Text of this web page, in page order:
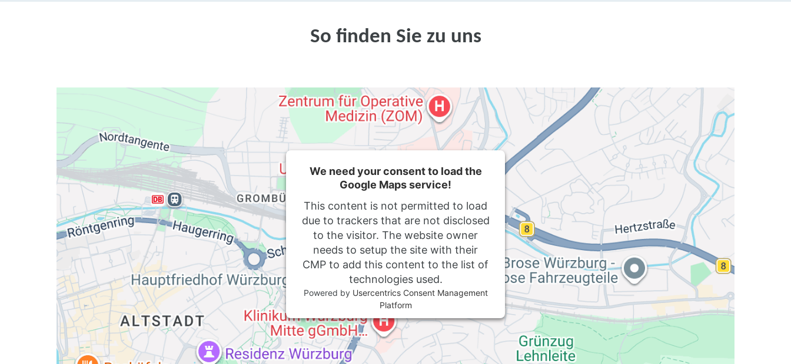
So finden Sie zu uns
We need your consent to load the
Google Maps service!
This content is not permitted to load
due to trackers that are not disclosed
to the visitor. The website owner
needs to setup the site with their
CMP to add this content to the list of
technologies used.
Powered by Usercentrics Consent Management
Platform